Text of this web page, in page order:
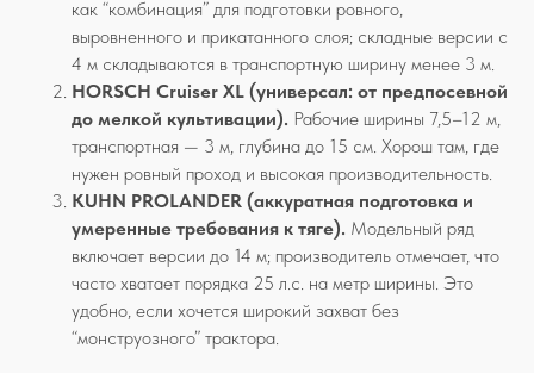
как “комбинация” для подготовки ровного,
выровненного и прикатанного слоя; складные версии с
4 м складываются в транспортную ширину менее 3 м.
HORSCH Cruiser XL (универсал: от предпосевной
до мелкой культивации). Рабочие ширины 7,5–12 м,
транспортная — 3 м, глубина до 15 см. Хорош там, где
нужен ровный проход и высокая производительность.
KUHN PROLANDER (аккуратная подготовка и
умеренные требования к тяге). Модельный ряд
включает версии до 14 м; производитель отмечает, что
часто хватает порядка 25 л.с. на метр ширины. Это
удобно, если хочется широкий захват без
“монструозного” трактора.